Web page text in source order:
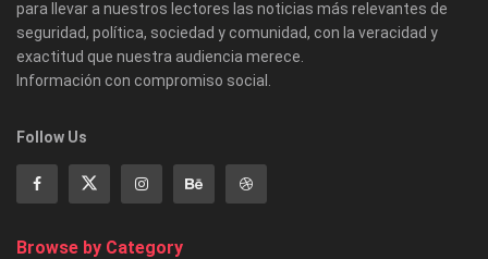
para llevar a nuestros lectores las noticias más relevantes de
seguridad, política, sociedad y comunidad, con la veracidad y
exactitud que nuestra audiencia merece.
Información con compromiso social.
Follow Us
Browse by Category